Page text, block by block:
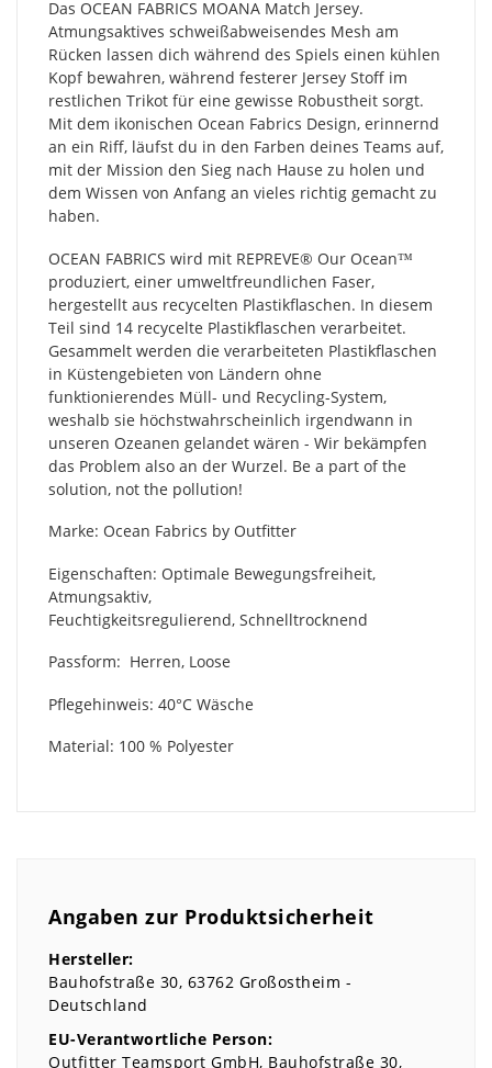
Das OCEAN FABRICS MOANA Match Jersey.
Atmungsaktives schweißabweisendes Mesh am
Rücken lassen dich während des Spiels einen kühlen
Kopf bewahren, während festerer Jersey Stoff im
restlichen Trikot für eine gewisse Robustheit sorgt.
Mit dem ikonischen Ocean Fabrics Design, erinnernd
an ein Riff, läufst du in den Farben deines Teams auf,
mit der Mission den Sieg nach Hause zu holen und
dem Wissen von Anfang an vieles richtig gemacht zu
haben.
OCEAN FABRICS wird mit REPREVE®️ Our Ocean™
produziert, einer umweltfreundlichen Faser,
hergestellt aus recycelten Plastikflaschen. In diesem
Teil sind 14 recycelte Plastikflaschen verarbeitet.
Gesammelt werden die verarbeiteten Plastikflaschen
in Küstengebieten von Ländern ohne
funktionierendes Müll- und Recycling-System,
weshalb sie höchstwahrscheinlich irgendwann in
unseren Ozeanen gelandet wären - Wir bekämpfen
das Problem also an der Wurzel. Be a part of the
solution, not the pollution!
Marke: Ocean Fabrics by Outfitter
Eigenschaften: Optimale Bewegungsfreiheit,
Atmungsaktiv,
Feuchtigkeitsregulierend, Schnelltrocknend
Passform: Herren, Loose
Pflegehinweis: 40°C Wäsche
Material: 100 % Polyester
Angaben zur Produktsicherheit
Hersteller:
Bauhofstraße 30 63762 Großostheim
Deutschland
EU-Verantwortliche Person:
Outfitter Teamsport GmbH Bauhofstraße 30